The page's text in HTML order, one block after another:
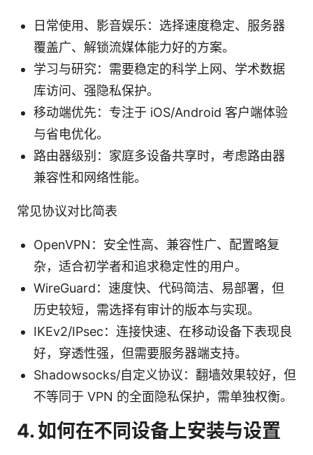
日常使用、影音娱乐：选择速度稳定、服务器
覆盖广、解锁流媒体能力好的方案。
学习与研究：需要稳定的科学上网、学术数据
库访问、强隐私保护。
移动端优先：专注于 iOS/Android 客户端体验
与省电优化。
路由器级别：家庭多设备共享时，考虑路由器
兼容性和网络性能。
常见协议对比简表
OpenVPN：安全性高、兼容性广、配置略复
杂，适合初学者和追求稳定性的用户。
WireGuard：速度快、代码简洁、易部署，但
历史较短，需选择有审计的版本与实现。
IKEv2/IPsec：连接快速、在移动设备下表现良
好，穿透性强，但需要服务器端支持。
Shadowsocks/自定义协议：翻墙效果较好，但
不等同于 VPN 的全面隐私保护，需单独权衡。
4. 如何在不同设备上安装与设置